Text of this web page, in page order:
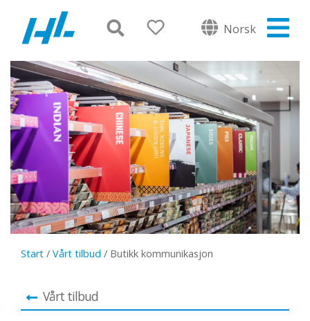
Norsk
Start / Vårt tilbud / Butikk kommunikasjon
Vårt tilbud